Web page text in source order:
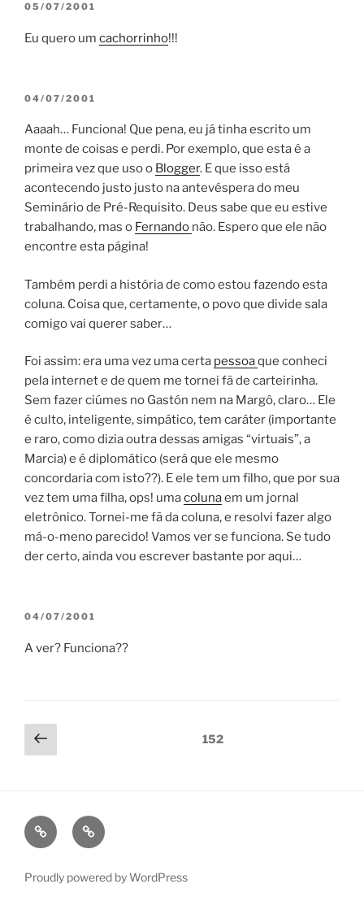
POSTED
05/07/2001
Eu quero um cachorrinho!!!
POSTED
04/07/2001
Aaaah… Funciona! Que pena, eu já tinha escrito um
monte de coisas e perdi. Por exemplo, que esta é a
primeira vez que uso o Blogger. E que isso está
acontecendo justo justo na antevéspera do meu
Seminário de Pré-Requisito. Deus sabe que eu estive
trabalhando, mas o Fernando não. Espero que ele não
encontre esta página!
Também perdi a história de como estou fazendo esta
coluna. Coisa que, certamente, o povo que divide sala
comigo vai querer saber…
Foi assim: era uma vez uma certa pessoaque conheci
pela internet e de quem me tornei fã de carteirinha.
Sem fazer ciúmes no Gastón nem na Margô, claro… Ele
é culto, inteligente, simpático, tem caráter (importante
e raro, como dizia outra dessas amigas “virtuais”, a
Marcia) e é diplomático (será que ele mesmo
concordaria com isto??). E ele tem um filho, que por sua
vez tem uma filha, ops! umacolunaem um jornal
eletrônico. Tornei-me fã da coluna, e resolvi fazer algo
má-o-meno parecido! Vamos ver se funciona. Se tudo
der certo, ainda vou escrever bastante por aqui…
POSTED
04/07/2001
A ver? Funciona??
Paginação
de
Previous
page
Page152
fb ig
Proudly powered by WordPress